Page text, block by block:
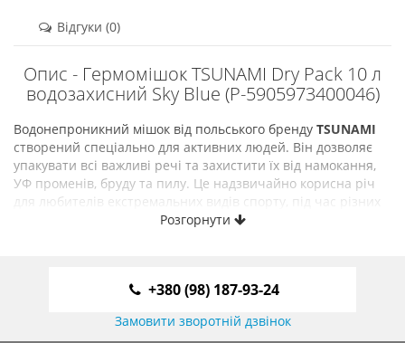
Відгуки (0)
Опис - Гермомішок TSUNAMI Dry Pack 10 л
водозахисний Sky Blue (P-5905973400046)
Водонепроникний мішок від польського бренду TSUNAMI
створений спеціально для активних людей. Він дозволяє
упакувати всі важливі речі та захистити їх від намокання,
УФ променів, бруду та пилу. Це надзвичайно корисна річ
для любителів екстремальних видів спорту, під час різних
поїздок, відпочинку на пляжі чи проживанні в польових
матеріалу ПВХ, а для додаткової міцності армований
кордовими нитками з поліаміду, що гарантує його
водонепроникність та стійкість до зовнішніх факторів.
Середній об'єм - 10 літрів, чудово підійде для зберігання
Розгорнути
+380 (98) 187-93-24
Замовити зворотній дзвінок